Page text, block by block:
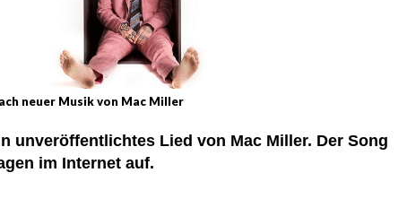
neuer Musik von Mac Miller
unveröffentlichtes Lied von Mac Miller. Der Song
im Internet auf.